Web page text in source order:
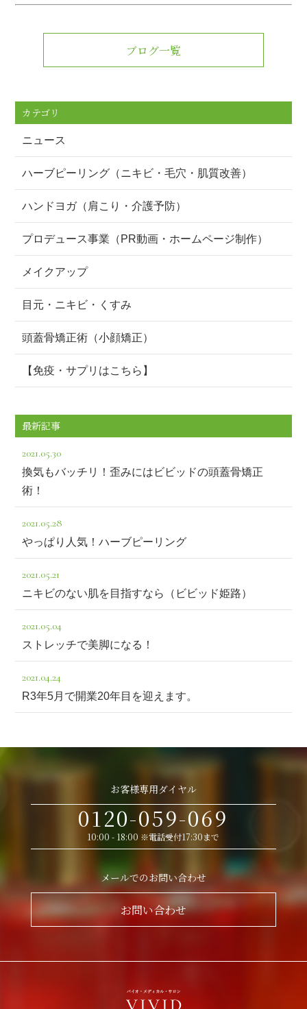
ブログ一覧
カテゴリ
ニュース
ハーブピーリング（ニキビ・毛穴・肌質改善）
ハンドヨガ（肩こり・介護予防）
プロデュース事業（PR動画・ホームページ制作）
メイクアップ
目元・ニキビ・くすみ
頭蓋骨矯正術（小顔矯正）
【免疫・サプリはこちら】
最新記事
2021.05.30
換気もバッチリ！歪みにはビビッドの頭蓋骨矯正
術！
2021.05.28
やっぱり人気！ハーブピーリング
2021.05.21
ニキビのない肌を目指すなら（ビビッド姫路）
2021.05.04
ストレッチで美脚になる！
2021.04.24
R3年5月で開業20年目を迎えます。
お客様専用ダイヤル
0120-059-069
10:00 - 18:00 ※電話受付17:30まで
メールでのお問い合わせ
お問い合わせ